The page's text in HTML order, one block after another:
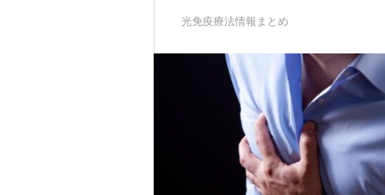
光免疫療法情報まとめ